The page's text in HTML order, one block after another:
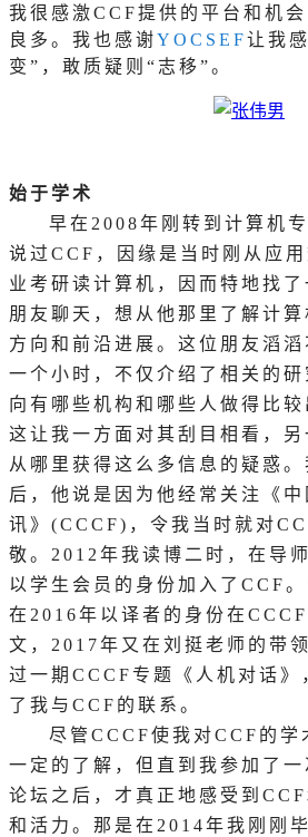
我很感激CCF提供的平台和机
良多。我也感谢YOCSEF让我
变”，敢质疑则“志移”。
始于学术
早在 2008年刚转到计算机
说过CCF，因缘是当时刚从应
业考研读计算机，因而特地找
朋友聊天，想从他那里了解计
方向和前沿进展。这位朋友滔
一个小时，不仅介绍了相关的
向有哪些机构和哪些人做得比较
这让我一方面对其刮目相看，
从哪里获得这么多信息的疑惑
后，他说是因为他经常关注《
讯》(CCCF)，令我当时就对
敬。2012年我读博二时，在导
以学生会员的身份加入了CCF
在2016年以译者的身份在
文，2017年又在刘挺老师的带
过一期CCCF专题《人机对话》
了我与CCF的联系。
尽管 CCCF使我对CCF的学
一定的了解，但直到我参加了
论坛之后，才真正地感受到
和活力。那是在2014年我刚刚